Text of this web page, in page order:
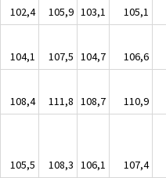
102,4 105,9 103,1 105,1
104,1 107,5 104,7 106,6
108,4 111,8 108,7 110,9
105,5 108,3 106,1 107,4